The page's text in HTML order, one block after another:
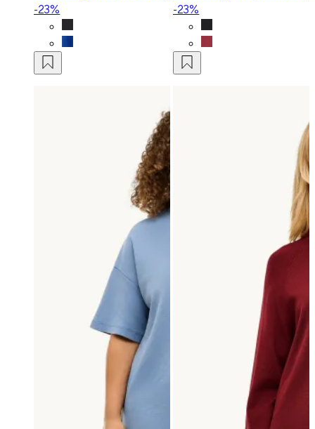
-23%
-23%